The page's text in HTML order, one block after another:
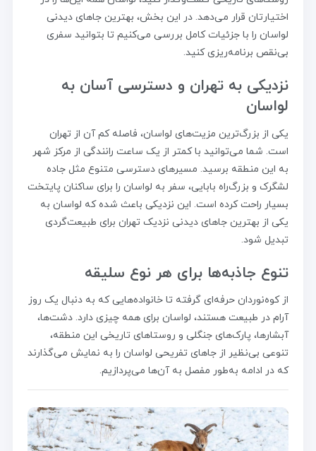
اختیارتان قرار می‌دهد. در این بخش، بهترین جاهای دیدنی
لواسان را با جزئیات کامل بررسی می‌کنیم تا بتوانید سفری
بی‌نقص برنامه‌ریزی کنید.
نزدیکی به تهران و دسترسی آسان به
لواسان
یکی از بزرگ‌ترین مزیت‌های لواسان، فاصله کم آن از تهران
است. شما می‌توانید با کمتر از یک ساعت رانندگی از مرکز شهر
به این منطقه برسید. مسیرهای دسترسی متنوع مثل جاده
لشگرک و بزرگ‌راه بابایی، سفر به لواسان را برای ساکنان پایتخت
بسیار راحت کرده است. این نزدیکی باعث شده که لواسان به
یکی از بهترین جاهای دیدنی نزدیک تهران برای طبیعت‌گردی
تبدیل شود.
تنوع جاذبه‌ها برای هر نوع سلیقه
از کوه‌نوردان حرفه‌ای گرفته تا خانواده‌هایی که به دنبال یک روز
آرام در طبیعت هستند، لواسان برای همه چیزی دارد. دشت‌ها،
آبشارها، پارک‌های جنگلی و روستاهای تاریخی این منطقه،
تنوعی بی‌نظیر از جاهای تفریحی لواسان را به نمایش می‌گذارند
که در ادامه به‌طور مفصل به آن‌ها می‌پردازیم.